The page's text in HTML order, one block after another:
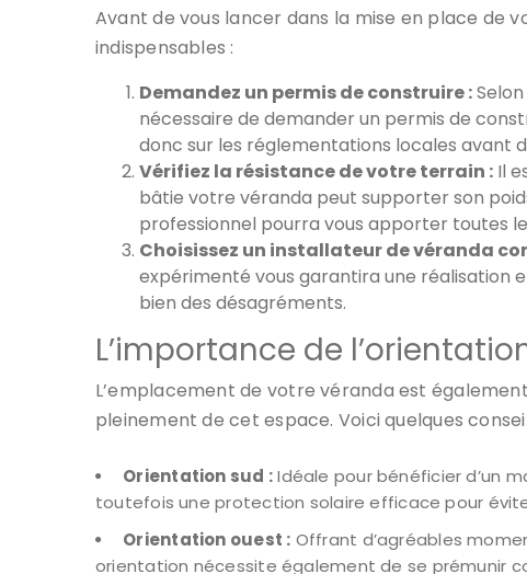
Avant de vous lancer dans la mise en place de
indispensables :
Demandez un permis de construire :
nécessaire de demander un permis de
donc sur les réglementations locales avant
Vérifiez la résistance de votre terrain : Il
bâtie votre véranda peut supporter son
professionnel pourra vous apporter toutes
Choisissez un installateur de véranda
expérimenté vous garantira une réalisation
bien des désagréments.
L’importance de
L’emplacement de votre véranda est
pleinement de cet espace. Voici quelques
Orientation sud :Idéale pour bénéficier d’un
toutefois une protection solaire efficace pour
Orientation ouest : Offrant d’agréables
orientation nécessite également de se prémunir